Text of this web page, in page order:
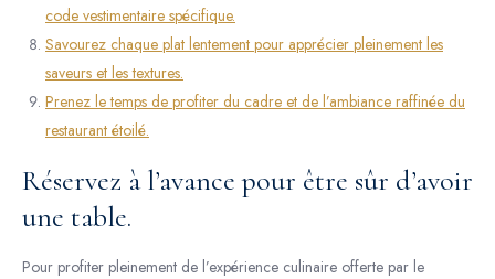
code vestimentaire spécifique.
Savourez chaque plat lentement pour apprécier pleinement les
saveurs et les textures.
Prenez le temps de profiter du cadre et de l’ambiance raffinée du
restaurant étoilé.
Réservez à l’avance pour être sûr d’avoir
une table.
Pour profiter pleinement de l’expérience culinaire offerte par le